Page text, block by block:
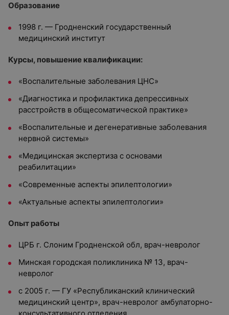
Образование
1998 г. — Гродненский государственный
медицинский институт
Курсы, повышение квалификации:
«Воспалительные заболевания ЦНС»
«Диагностика и профилактика депрессивных
расстройств в общесоматической практике»
«Воспалительные и дегенеративные заболевания
нервной системы»
«Медицинская экспертиза с основами
реабилитации»
«Современные аспекты эпилептологии»
«Актуальные аспекты эпилептологии»
Опыт работы
ЦРБ г. Слоним Гродненской обл, врач-невролог
Минская городская поликлиника № 13, врач-
невролог
с 2005 г. — ГУ «Республиканский клинический
медицинский центр», врач-невролог амбулаторно-